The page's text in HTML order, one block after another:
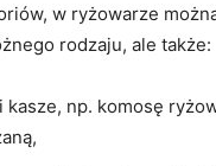
w ryżowarze
rodzaju, ale także:
kasze, np. komosę